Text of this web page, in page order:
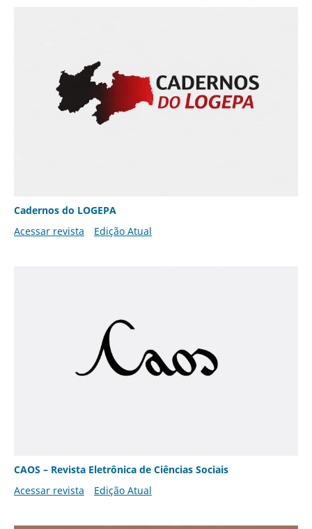
Cadernos do LOGEPA
Acessar revista
Edição Atual
CAOS – Revista Eletrônica de Ciências Sociais
Acessar revista
Edição Atual